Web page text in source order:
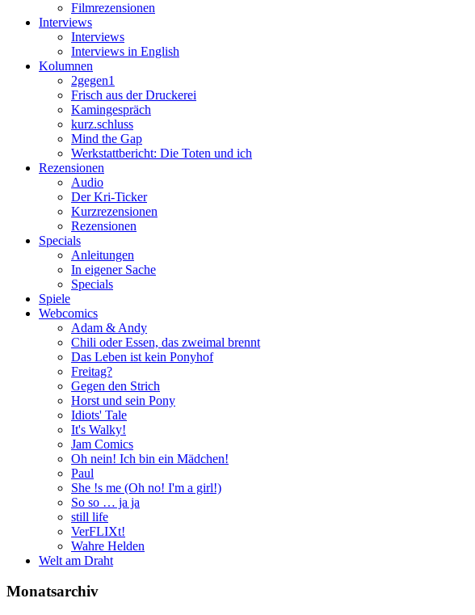
Filmrezensionen
Interviews
Interviews
Interviews in English
Kolumnen
2gegen1
Frisch aus der Druckerei
Kamingespräch
kurz.schluss
Mind the Gap
Werkstattbericht: Die Toten und ich
Rezensionen
Audio
Der Kri-Ticker
Kurzrezensionen
Rezensionen
Specials
Anleitungen
In eigener Sache
Specials
Spiele
Webcomics
Adam & Andy
Chili oder Essen, das zweimal brennt
Das Leben ist kein Ponyhof
Freitag?
Gegen den Strich
Horst und sein Pony
Idiots' Tale
It's Walky!
Jam Comics
Oh nein! Ich bin ein Mädchen!
Paul
She !s me (Oh no! I'm a girl!)
So so … ja ja
still life
VerFLIXt!
Wahre Helden
Welt am Draht
Monatsarchiv